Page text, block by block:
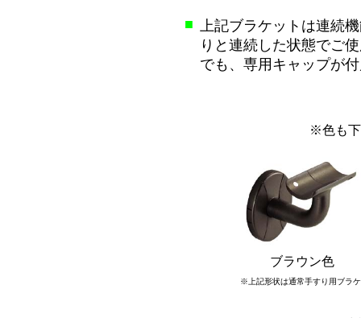
■ 上記ブラケットは連続
りと連続した状態でご
でも、専用キャップが
※色も下
ブラウン色
※上記形状は通常手すり用ブラ